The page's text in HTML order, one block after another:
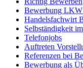
Bewerbung LKW
Handelsfachwirt
Selbständigkeit
Telefonjobs
Auftreten
Referenzen bei
Bewerbung als